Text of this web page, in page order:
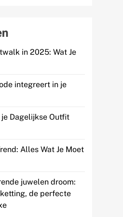
in 2025: Wat Je
integreert in je
Dagelijkse Outfit
Alles Wat Je Moet
juwelen droom:
de perfecte